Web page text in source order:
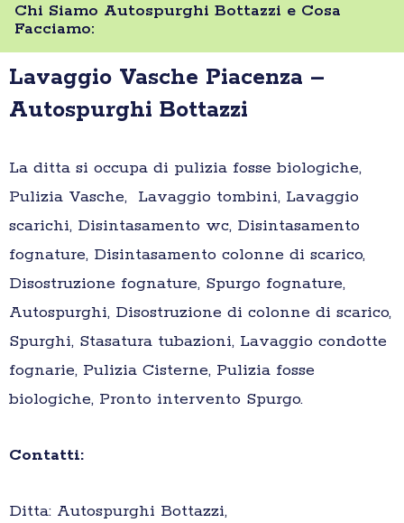
Chi Siamo Autospurghi Bottazzi e Cosa
Facciamo:
Lavaggio Vasche Piacenza –
Autospurghi Bottazzi
La ditta si occupa di pulizia fosse biologiche,
Pulizia Vasche, Lavaggio tombini, Lavaggio
scarichi, Disintasamento wc, Disintasamento
fognature, Disintasamento colonne di scarico,
Disostruzione fognature, Spurgo fognature,
Autospurghi, Disostruzione di colonne di scarico,
Spurghi, Stasatura tubazioni, Lavaggio condotte
fognarie, Pulizia Cisterne, Pulizia fosse
biologiche, Pronto intervento Spurgo.
Contatti:
Ditta: Autospurghi Bottazzi,